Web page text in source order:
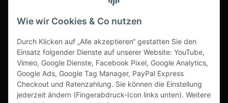
www.s3-arbeitsschuhe-sicherheitsschuhe.de
www-alu-transportboxen-auffahrrampen.de
Wie wir Cookies & Co nutzen
Durch Klicken auf „Alle akzeptieren“ gestatten Sie den
Einsatz folgender Dienste auf unserer Website: YouTube,
Vimeo, Google Dienste, Facebook Pixel, Google Analytics,
Google Ads, Google Tag Manager, PayPal Express
Checkout und Ratenzahlung. Sie können die Einstellung
jederzeit ändern (Fingerabdruck-Icon links unten). Weitere